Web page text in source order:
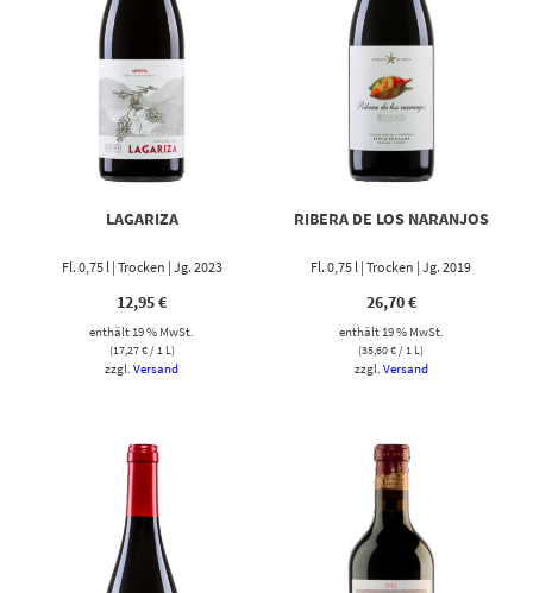
LAGARIZA
Fl. 0,75 l | Trocken | Jg. 2023
12,95€
enthält 19 % MwSt.
(17,27€/ 1 L)
zzgl.Versand
RIBERA DE LOS NARANJOS
Fl. 0,75 l | Trocken | Jg. 2019
26,70€
enthält 19 % MwSt.
(35,60€/ 1 L)
zzgl. Versand